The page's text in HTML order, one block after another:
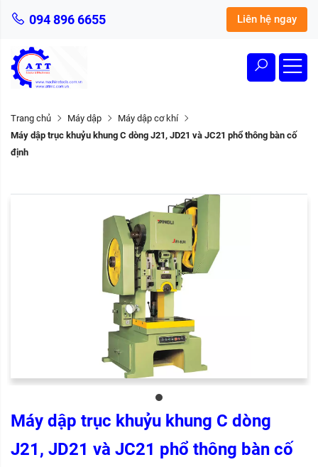
094 896 6655 Liên hệ ngay
Trang chủ Máy dập
Máy dập cơ khí
Máy dập trục khuỷu khung C dòng J21, JD21 và JC21 phổ thông bàn cố
định
Máy dập trục khuỷu khung C dòng
J21, JD21 và JC21 phổ thông bàn cố